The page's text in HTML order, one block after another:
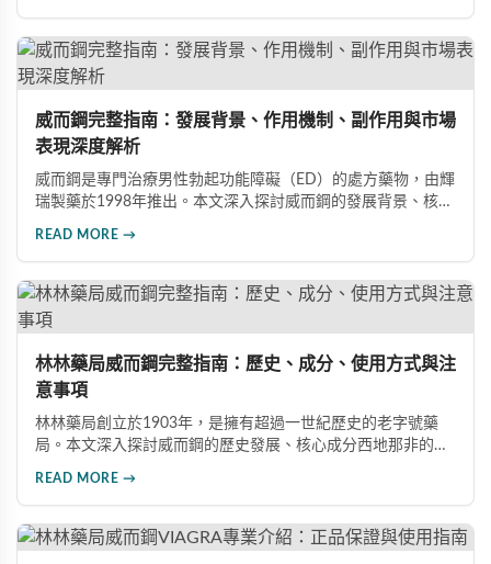
威而鋼完整指南：發展背景、作用機制、副作用與市場
表現深度解析
威而鋼是專門治療男性勃起功能障礙（ED）的處方藥物，由輝
瑞製藥於1998年推出。本文深入探討威而鋼的發展背景、核心
READ MORE →
林林藥局威而鋼完整指南：歷史、成分、使用方式與注
意事項
林林藥局創立於1903年，是擁有超過一世紀歷史的老字號藥
局。本文深入探討威而鋼的歷史發展、核心成分西地那非的作
READ MORE →